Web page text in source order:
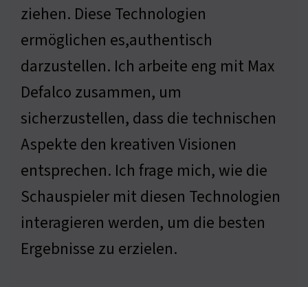
ziehen. Diese Technologien
ermöglichen es,authentisch
darzustellen. Ich arbeite eng mit Max
Defalco zusammen, um
sicherzustellen, dass die technischen
Aspekte den kreativen Visionen
entsprechen. Ich frage mich, wie die
Schauspieler mit diesen Technologien
interagieren werden, um die besten
Ergebnisse zu erzielen.